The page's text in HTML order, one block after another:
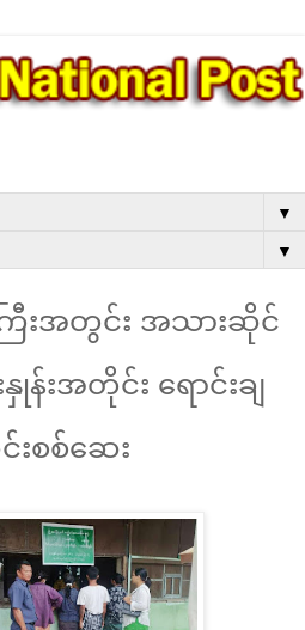
▼
▼
ြီးအတွင်း အသားဆိုင်
းအတိုင်း ရောင်းချ
းစစ်ဆေး